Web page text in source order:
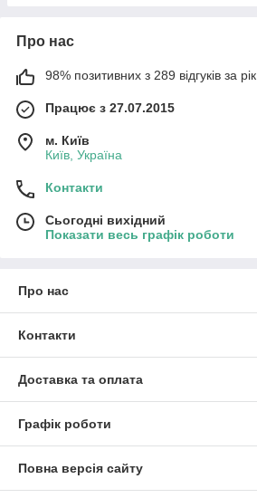
Про нас
98% позитивних з 289 відгуків за рік
Працює з 27.07.2015
м. Київ
Київ, Україна
Контакти
Сьогодні вихідний
Показати весь графік роботи
Про нас
Контакти
Доставка та оплата
Графік роботи
Повна версія сайту